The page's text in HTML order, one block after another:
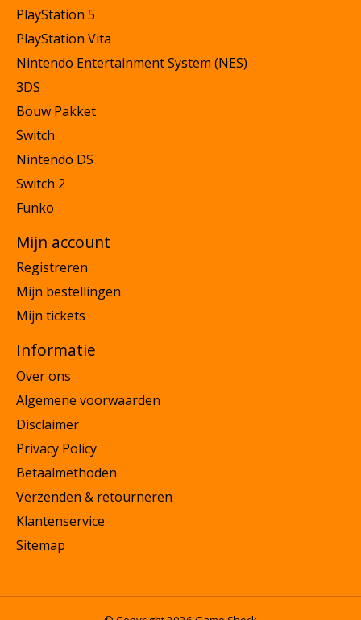
PlayStation 5
PlayStation Vita
Nintendo Entertainment System (NES)
3DS
Bouw Pakket
Switch
Nintendo DS
Switch 2
Funko
Mijn account
Registreren
Mijn bestellingen
Mijn tickets
Informatie
Over ons
Algemene voorwaarden
Disclaimer
Privacy Policy
Betaalmethoden
Verzenden & retourneren
Klantenservice
Sitemap